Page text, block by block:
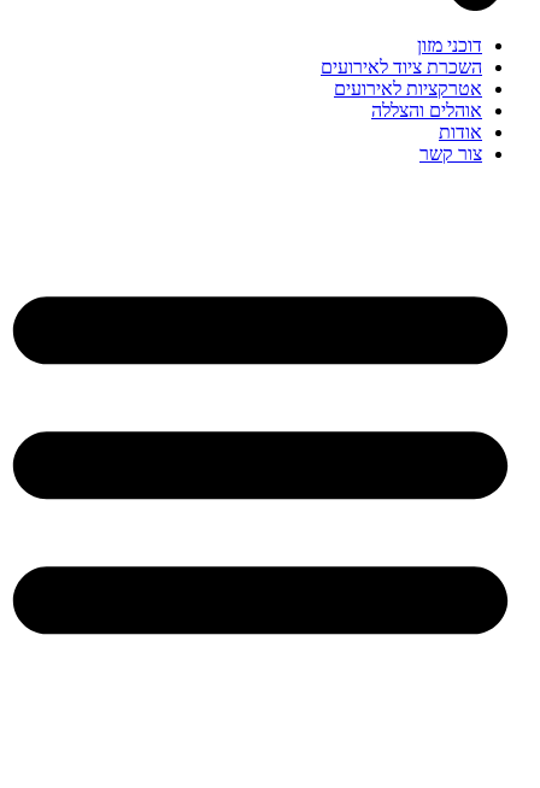
דוכני מזון
השכרת ציוד לאירועים
אטרקציות לאירועים
אוהלים והצללה
אודות
צור קשר